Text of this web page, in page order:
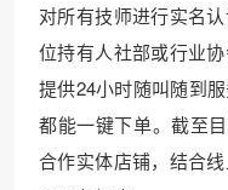
对所有技师进行实名
位持有人社部或行业
提供24小时随叫随到
都能一键下单。截至
合作实体店铺，结合